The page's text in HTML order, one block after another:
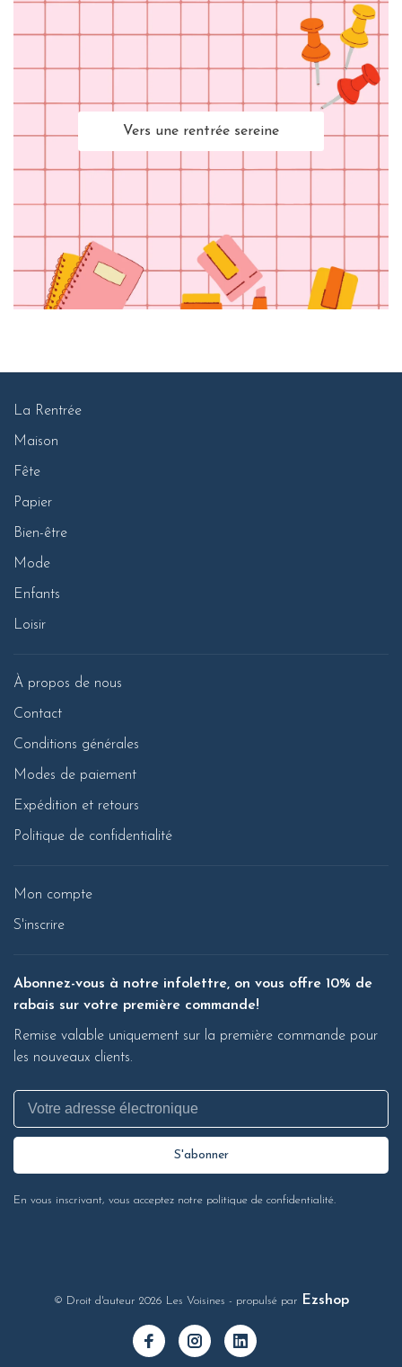
Vers une rentrée sereine
La Rentrée
Maison
Fête
Papier
Bien-être
Mode
Enfants
Loisir
À propos de nous
Contact
Conditions générales
Modes de paiement
Expédition et retours
Politique de confidentialité
Mon compte
S'inscrire
Abonnez-vous à notre infolettre, on vous offre 10% de
rabais sur votre première commande!
Remise valable uniquement sur la première commande pour
les nouveaux clients.
S'abonner
En vous inscrivant, vous acceptez notre politique de confidentialité.
© Droit d'auteur 2026 Les Voisines - propulsé par Ezshop